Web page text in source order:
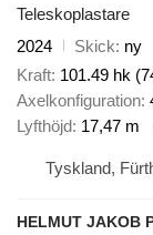
Teleskoplastare
2024
Skick ny
Kraft 101.49 hk
Axelkonfiguration
Lyfthöjd 17,47 m
Tyskland,
HELMUT JAKOB